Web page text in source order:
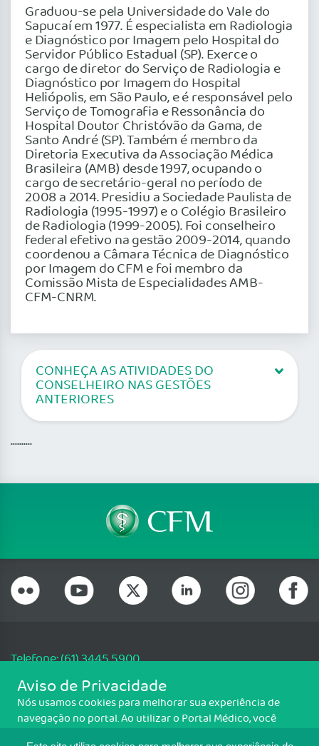
Graduou-se pela Universidade do Vale do
Sapucaí em 1977. É especialista em Radiologia
e Diagnóstico por Imagem pelo Hospital do
Servidor Público Estadual (SP). Exerce o
cargo de diretor do Serviço de Radiologia e
Diagnóstico por Imagem do Hospital
Heliópolis, em São Paulo, e é responsável pelo
Serviço de Tomografia e Ressonância do
Hospital Doutor Christóvão da Gama, de
Santo André (SP). Também é membro da
Diretoria Executiva da Associação Médica
Brasileira (AMB) desde 1997, ocupando o
cargo de secretário-geral no período de
2008 a 2014. Presidiu a Sociedade Paulista de
Radiologia (1995-1997) e o Colégio Brasileiro
de Radiologia (1999-2005). Foi conselheiro
federal efetivo na gestão 2009-2014, quando
coordenou a Câmara Técnica de Diagnóstico
por Imagem do CFM e foi membro da
Comissão Mista de Especialidades AMB-
CFM-CNRM.
CONHEÇA AS ATIVIDADES DO
CONSELHEIRO NAS GESTÕES
ANTERIORES
..........
Telefone: (61) 3445 5900
Email: cfm@portalmedico.org.br
SGAS 616, Conjunto D, Lote 115, L2 Sul, Brasília/DF - CEP: 70200-760 -
CNPJ: 33.583.550/0001-30
Aviso de Privacidade
Nós usamos cookies para melhorar sua experiência de
navegação no portal. Ao utilizar o Portal Médico, você